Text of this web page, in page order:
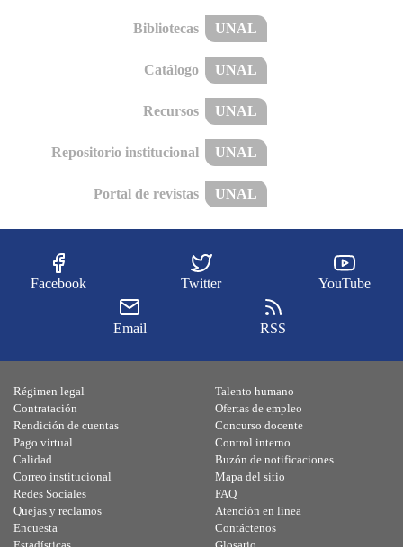
Bibliotecas UNAL
Catálogo UNAL
Recursos UNAL
Repositorio institucional UNAL
Portal de revistas UNAL
Facebook Twitter YouTube
Email RSS
Régimen legal
Contratación
Rendición de cuentas
Pago virtual
Calidad
Talento humano
Ofertas de empleo
Concurso docente
Control interno
Buzón de notificaciones
Correo institucional
Redes Sociales
Quejas y reclamos
Encuesta
Mapa del sitio
FAQ
Atención en línea
Contáctenos